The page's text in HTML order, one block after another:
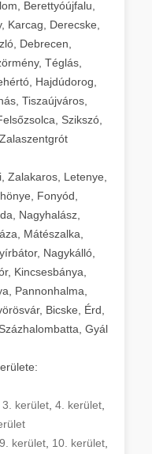
Berettyóújfalu,
Karcag, Derecske,
Debrecen,
Téglás,
Hajdúdorog,
Tiszaújváros,
Szikszó,
Zalakaros, Letenye,
Fonyód,
Nagyhalász,
Mátészalka,
Nagykálló,
Kincsesbánya,
Pannonhalma,
Bicske, Érd,
Gyál
3. kerület 4. kerület
9. kerület 10. kerület